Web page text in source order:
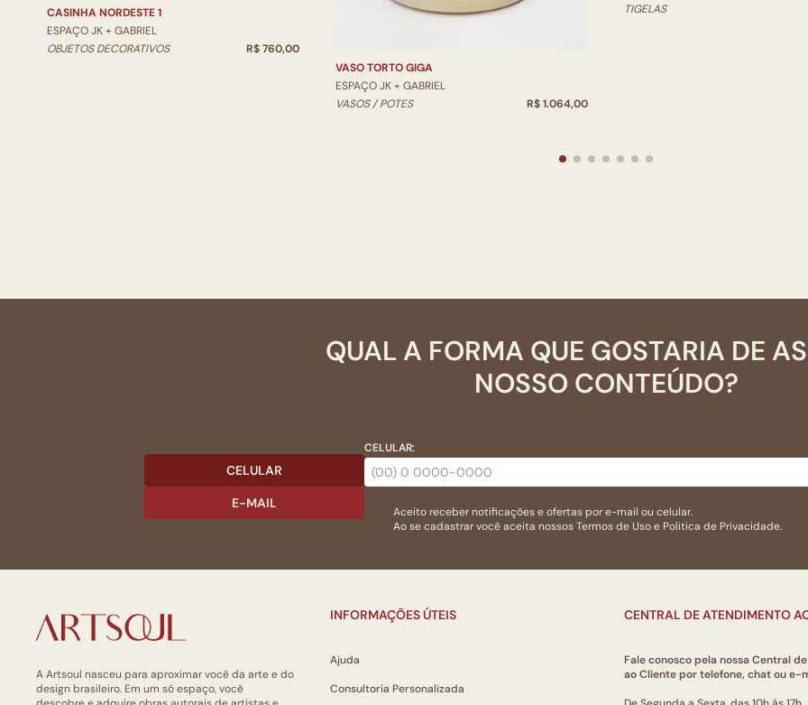
CASINHA NORDESTE 1
ESPAÇO JK + GABRIEL
OBJETOS DECORATIVOS
R$ 760,00
VASO TORTO GIGA
ESPAÇO JK + GABRIEL
VASOS / POTES
R$ 1.064,00
TIGELAS
QUAL A FORMA QUE GOSTARIA DE
NOSSO CONTEÚDO?
CELULAR
E-MAIL
CELULAR:
Aceito receber notificações e ofertas por e-mail ou celular.
Ao se cadastrar você aceita nossosTermos de Usoe Politica de Privacidade.
A Artsoul nasceu para aproximar você da arte e do
design brasileiro. Em um só espaço, você
INFORMAÇÕES ÚTEIS
Ajuda
Consultoria Personalizada
CENTRAL DE ATENDIMENTO
Fale conosco pela nossa Central
ao Cliente por telefone, chat ou e-